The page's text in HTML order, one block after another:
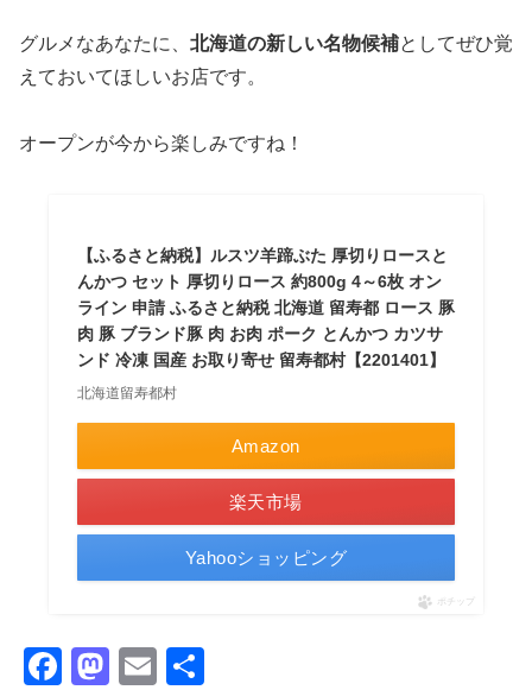
グルメなあなたに、 北海道の新しい名物候補としてぜひ覚
えておいてほしいお店です。
オープンが今から楽しみですね！
【ふるさと納税】ルスツ羊蹄ぶた 厚切りロースと
んかつ セット 厚切りロース 約800g 4～6枚 オン
ライン 申請 ふるさと納税 北海道 留寿都 ロース 豚
肉 豚 ブランド豚 肉 お肉 ポーク とんかつ カツサ
ンド 冷凍 国産 お取り寄せ 留寿都村【2201401】
北海道留寿都村
Amazon
楽天市場
Yahooショッピング
ポチップ
F
M
E